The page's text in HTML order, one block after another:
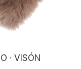
· VISÓN